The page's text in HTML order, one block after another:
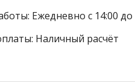
Ежедневно с 14:00
Наличный расчёт